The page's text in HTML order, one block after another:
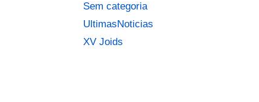
Sem categoria
UltimasNoticias
XV Joids